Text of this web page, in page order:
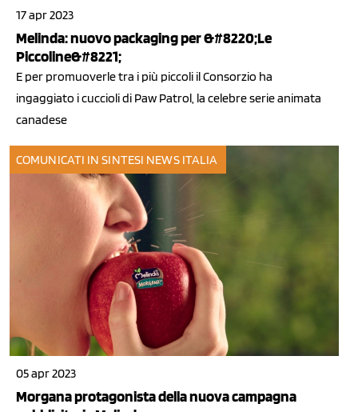
17 apr 2023
Melinda: nuovo packaging per &#8220;Le
Piccoline&#8221;
E per promuoverle tra i più piccoli il Consorzio ha
ingaggiato i cuccioli di Paw Patrol, la celebre serie animata
canadese
COMUNICATI IN SINTESI NEWS ITALIA
05 apr 2023
Morgana protagonista della nuova campagna